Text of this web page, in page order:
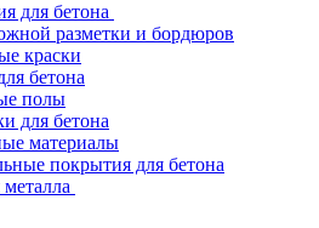
для бетона
разметки и бордюров
краски
бетона
полы
для бетона
материалы
покрытия для бетона